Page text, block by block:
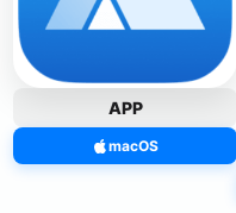
APP
macOS